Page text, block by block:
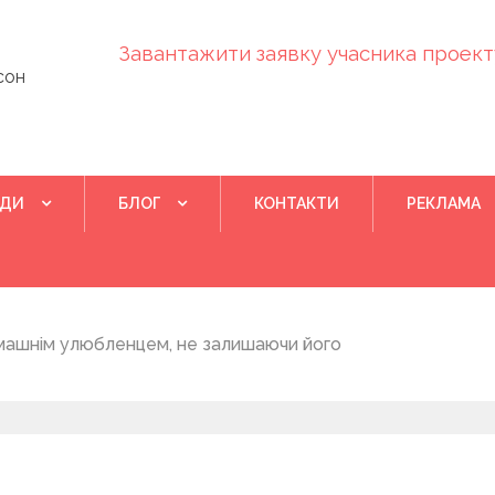
Завантажити заявку учасника
БЛОГ КОНТАКТИ РЕКЛАМА
улюбленцем, не залишаючи його